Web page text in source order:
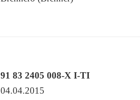
91 83 2405 008-X I-TI
04.04.2015